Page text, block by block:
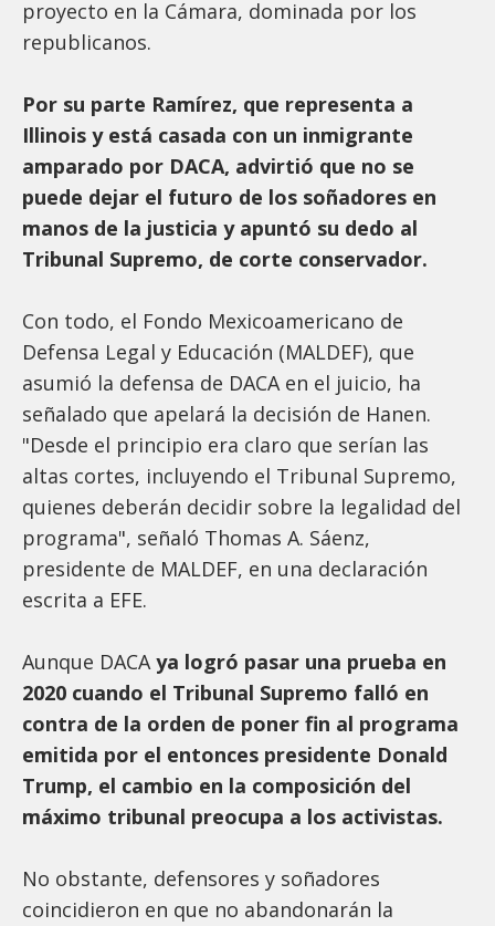
proyecto en la Cámara, dominada por los
republicanos.
Por su parte Ramírez, que representa a
Illinois y está casada con un inmigrante
amparado por DACA, advirtió que no se
puede dejar el futuro de los soñadores en
manos de la justicia y apuntó su dedo al
Tribunal Supremo, de corte conservador.
Con todo, el Fondo Mexicoamericano de
Defensa Legal y Educación (MALDEF), que
asumió la defensa de DACA en el juicio, ha
señalado que apelará la decisión de Hanen.
"Desde el principio era claro que serían las
altas cortes, incluyendo el Tribunal Supremo,
quienes deberán decidir sobre la legalidad del
programa", señaló Thomas A. Sáenz,
presidente de MALDEF, en una declaración
escrita a EFE.
Aunque DACAya logró pasar una prueba en
2020 cuando el Tribunal Supremo falló en
contra de la orden de poner fin al programa
emitida por el entonces presidente Donald
Trump, el cambio en la composición del
máximo tribunal preocupa a los activistas.
No obstante, defensores y soñadores
coincidieron en que no abandonarán la